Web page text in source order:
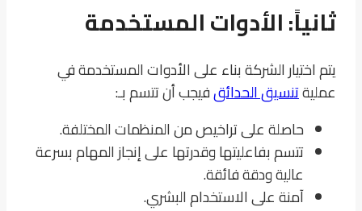
ثانياً: الأدوات المستخدمة
يتم اختيار الشركة بناء على الأدوات المستخدمة في
عمليةتنسيق الحدائقفيجب أن تتسم بـ:
حاصلة على تراخيص من المنظمات المختلفة.
تتسم بفاعليتها وقدرتها على إنجاز المهام بسرعة
عالية ودقة فائقة.
آمنة على الاستخدام البشري.